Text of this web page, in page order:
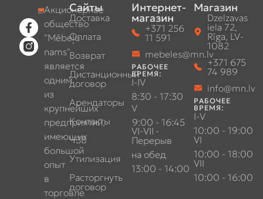
Акционерное
общество
"Mēbeļu
nams"
является
одним
из
крупнейших
предприятий,
имеющих
большой
опыт
в
торговле
Сайты
Доставка
Оплата
Возврат
Дистанционный
договор
Арендаторы
Контакты
ЧЗВ
Утилизация
Расторгнуть
договор
Интернет-
магазин
+371 256
11 591
mebeles@mn.lv
РАБОЧЕЕ
ВРЕМЯ:
I-IV
8:30 - 17:30
V
9:00 - 16:45
VI-VII -
Перерыв
на обед
13:00 - 14:00
Магазин
Dzelzavas
iela 72,
Rīga, LV-
1082
+371 675
74 989
info@mn.lv
РАБОЧЕЕ
ВРЕМЯ:
I-V
10:00 - 19:00
VI
10:00 - 18:00
VII
10:00 - 16:00